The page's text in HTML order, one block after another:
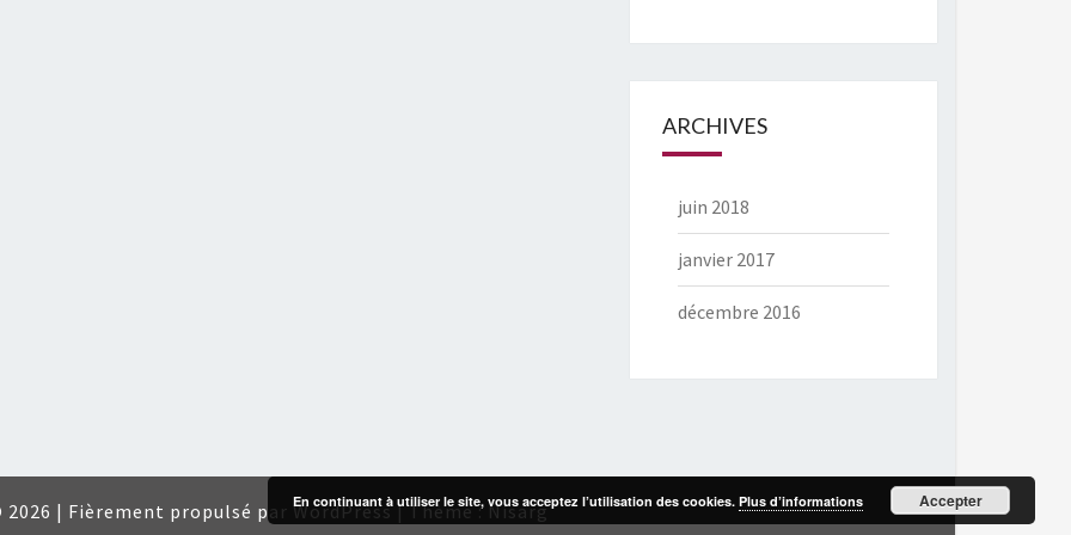
ARCHIVES
juin 2018
janvier 2017
décembre 2016
2026 | Fièrement propulsé par WordPress |Thème : Nisarg
En continuant à utiliser le site, vous acceptez l’utilisation des cookies. Plus d’informations Accepter